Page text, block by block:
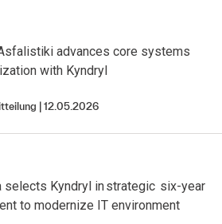
advances core systems
with Kyndryl
12.05.2026
selects Kyndryl in strategic six-year
to modernize IT environment